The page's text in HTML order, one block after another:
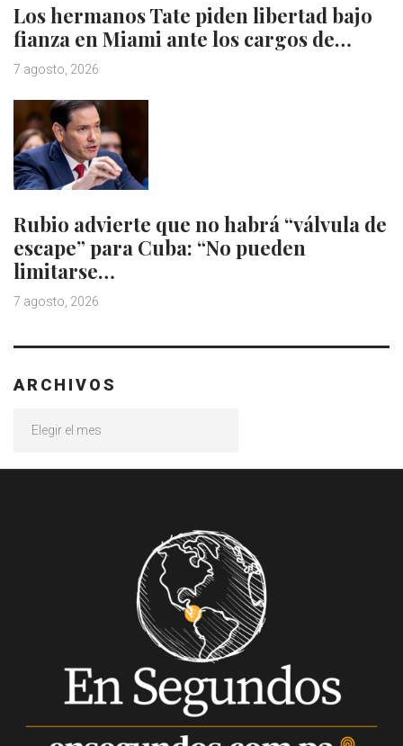
Los hermanos Tate piden libertad bajo
fianza en Miami ante los cargos de…
7 agosto, 2026
Rubio advierte que no habrá “válvula de
escape” para Cuba: “No pueden
limitarse…
7 agosto, 2026
ARCHIVOS